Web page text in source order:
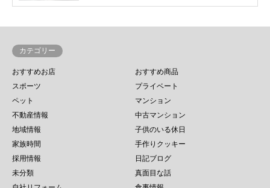
カテゴリー
おすすめお店
おすすめ商品
スポーツ
プライベート
ペット
マンション
不動産情報
中古マンション
地域情報
子供のいる休日
家族時間
手作りクッキー
採用情報
日記ブログ
未分類
真面目な話